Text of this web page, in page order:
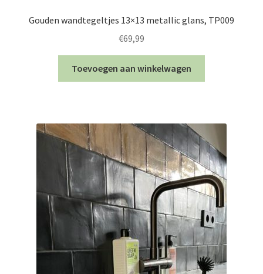
Gouden wandtegeltjes 13×13 metallic glans, TP009
€69,99
Toevoegen aan winkelwagen